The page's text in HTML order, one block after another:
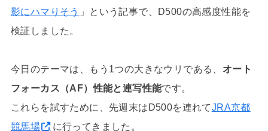
影にハマりそう
」という記事で、D500の高感度性能を
検証しました。
今日のテーマは、もう1つの大きなウリである、 オート
フォーカス（AF）性能と連写性能です。
これらを試すために、先週末はD500を連れてJRA京都
競馬場
に行ってきました。